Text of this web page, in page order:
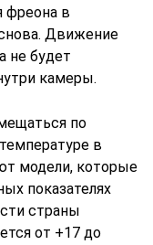
фреона в
Движение
не будет
камеры.
по
в
модели, которые
показателях
страны
от +17 до